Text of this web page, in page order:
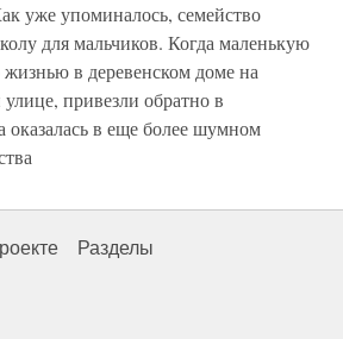
уже упоминалось, семейство
для мальчиков. Когда маленькую
в деревенском доме на
привезли обратно в
оказалась в еще более шумном
Разделы